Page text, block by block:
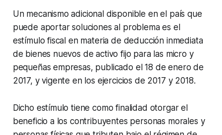
Un mecanismo adicional disponible en el país que
puede aportar soluciones al problema es el
estímulo fiscal en materia de deducción inmediata
de bienes nuevos de activo fijo para las micro y
pequeñas empresas, publicado el 18 de enero de
2017, y vigente en los ejercicios de 2017 y 2018.
Dicho estímulo tiene como finalidad otorgar el
beneficio a los contribuyentes personas morales y